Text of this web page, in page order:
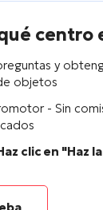
centro
y
objetos
- Sin
clic en "Haz